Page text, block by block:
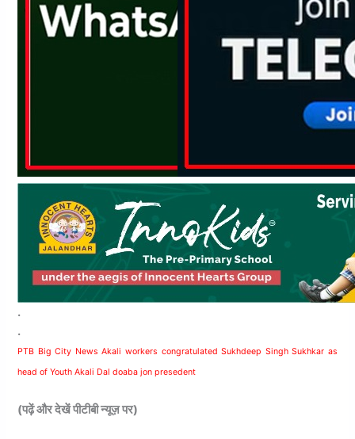
.
.
PTB Big City News Akali workers congratulated Sukhdeep Singh Sukhkar as
head of Youth Akali Dal doaba jon presedent
(पढ़ें और देखें पीटीबी न्यूज़ पर)